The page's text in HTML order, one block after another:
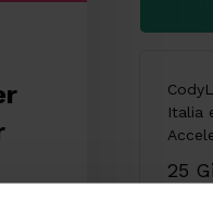
Italia
25